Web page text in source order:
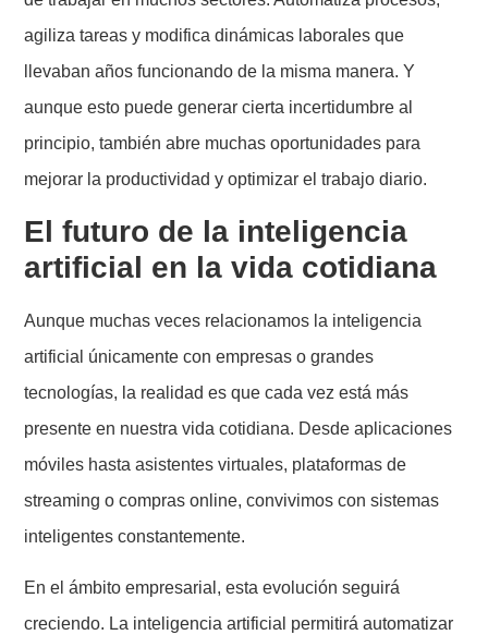
agiliza tareas y modifica dinámicas laborales que
llevaban años funcionando de la misma manera. Y
aunque esto puede generar cierta incertidumbre al
principio, también abre muchas oportunidades para
mejorar la productividad y optimizar el trabajo diario.
El futuro de la inteligencia
artificial en la vida cotidiana
Aunque muchas veces relacionamos la inteligencia
artificial únicamente con empresas o grandes
tecnologías, la realidad es que cada vez está más
presente en nuestra vida cotidiana. Desde aplicaciones
móviles hasta asistentes virtuales, plataformas de
streaming o compras online, convivimos con sistemas
inteligentes constantemente.
En el ámbito empresarial, esta evolución seguirá
creciendo. La inteligencia artificial permitirá automatizar